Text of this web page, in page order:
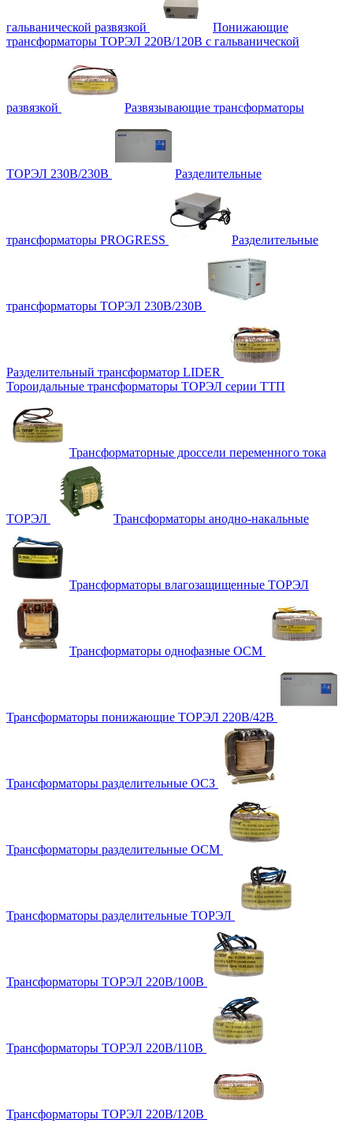
гальванической развязкой
Понижающие
трансформаторы ТОРЭЛ 220В/120В с гальванической
развязкой Развязывающие трансформаторы
ТОРЭЛ 230В/230В Разделительные
трансформаторы PROGRESS Разделительные
трансформаторы ТОРЭЛ 230В/230В
Разделительный трансформатор LIDER
Тороидальные трансформаторы ТОРЭЛ серии ТТП
Трансформаторные дроссели переменного тока
ТОРЭЛ Трансформаторы анодно-накальные
Трансформаторы влагозащищенные ТОРЭЛ
Трансформаторы однофазные ОСМ
Трансформаторы понижающие ТОРЭЛ 220В/42В
Трансформаторы разделительные ОСЗ
Трансформаторы разделительные ОСМ
Трансформаторы разделительные ТОРЭЛ
Трансформаторы ТОРЭЛ 220В/100В
Трансформаторы ТОРЭЛ 220В/110В
Трансформаторы ТОРЭЛ 220В/120В